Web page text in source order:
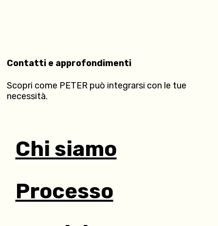
Contatti e approfondimenti
Scopri come PETER può integrarsi con le tue
necessità.
Chi siamo
Processo